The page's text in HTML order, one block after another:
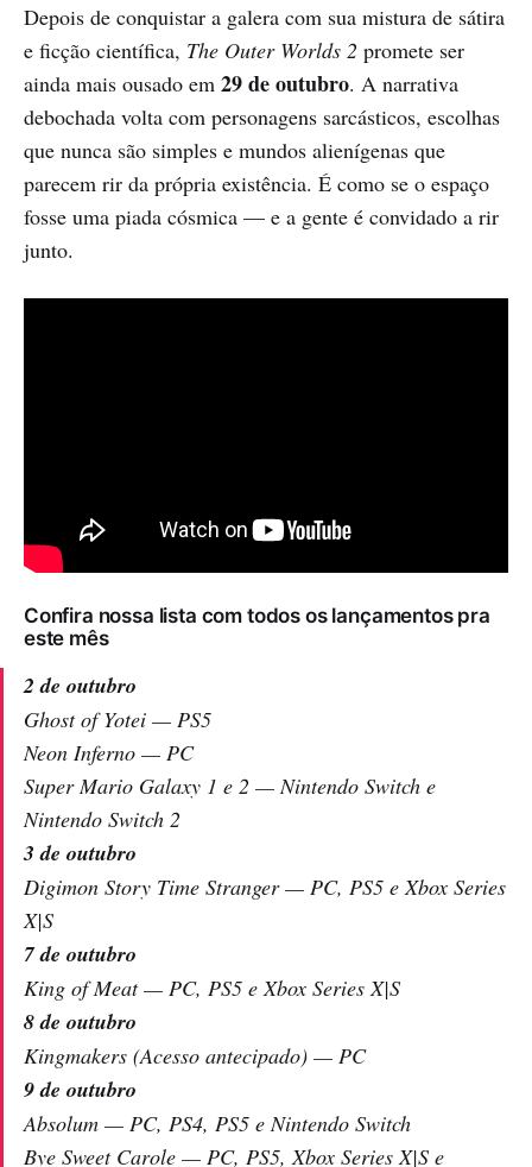
Depois de conquistar a galera com sua mistura de sátira
e ficção científica, The Outer Worlds 2 promete ser
ainda mais ousado em 29 de outubro. A narrativa
debochada volta com personagens sarcásticos, escolhas
que nunca são simples e mundos alienígenas que
parecem rir da própria existência. É como se o espaço
fosse uma piada cósmica — e a gente é convidado a rir
junto.
Confira nossa lista com todos os lançamentos pra
este mês
2 de outubro
Ghost of Yotei — PS5
Neon Inferno — PC
Super Mario Galaxy 1 e 2 — Nintendo Switch e
Nintendo Switch 2
3 de outubro
Digimon Story Time Stranger — PC, PS5 e Xbox Series
X|S
7 de outubro
King of Meat — PC, PS5 e Xbox Series X|S
8 de outubro
Kingmakers (Acesso antecipado) — PC
9 de outubro
Absolum — PC, PS4, PS5 e Nintendo Switch
Bye Sweet Carole — PC, PS5, Xbox Series X|S e